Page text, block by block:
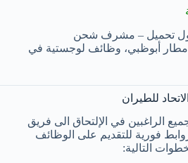
تحميل – مشرف شحن
أبوظبي، وظائف لوجستية في
للطيران
الراغبين في الإلتحاق الى فريق
فورية للتقديم على الوظائف
التالية: